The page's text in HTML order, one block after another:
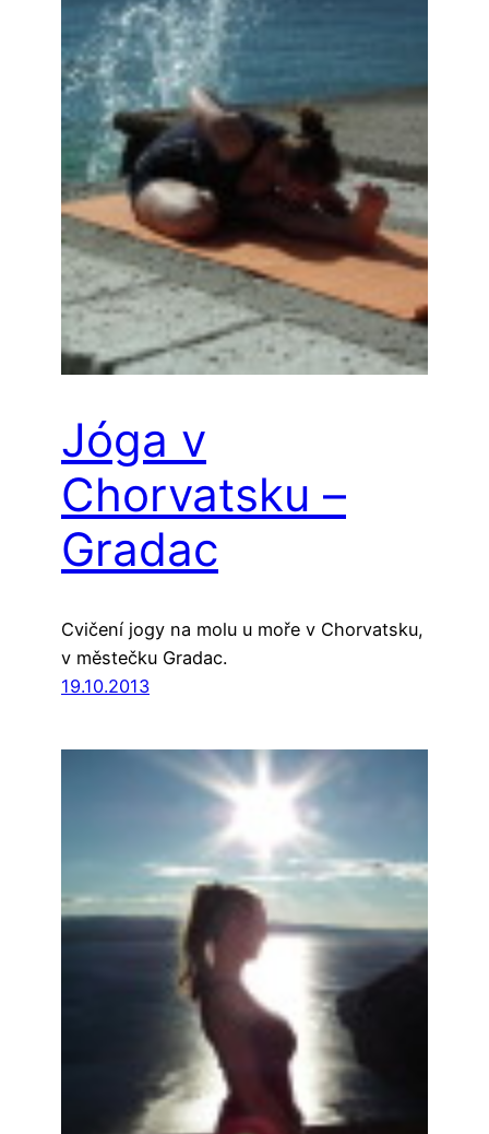
Jóga v
Chorvatsku –
Gradac
Cvičení jogy na molu u moře v Chorvatsku,
v městečku Gradac.
19.10.2013